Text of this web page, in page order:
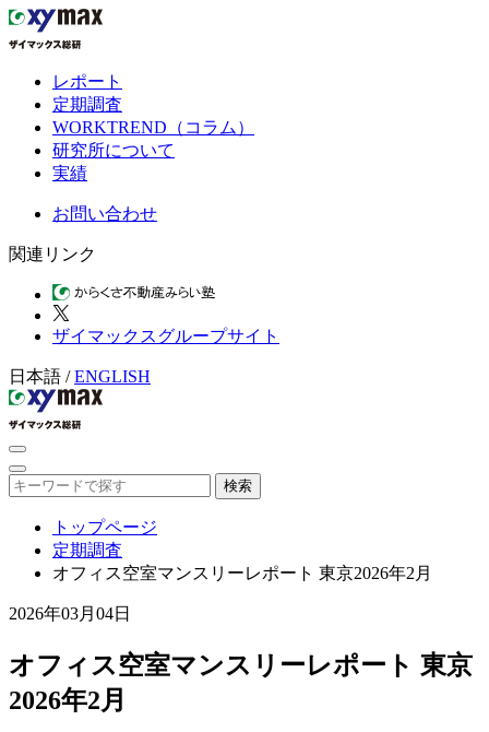
レポート
定期調査
WORKTREND（コラム）
研究所について
実績
お問い合わせ
関連リンク
ザイマックスグループサイト
日本語 /ENGLISH
検索
トップページ
定期調査
オフィス空室マンスリーレポート 東京2026年2月
2026年03月04日
オフィス空室マンスリーレポート 東京
2026年2月